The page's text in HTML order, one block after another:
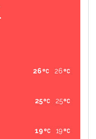
26
26
25
25
19
19